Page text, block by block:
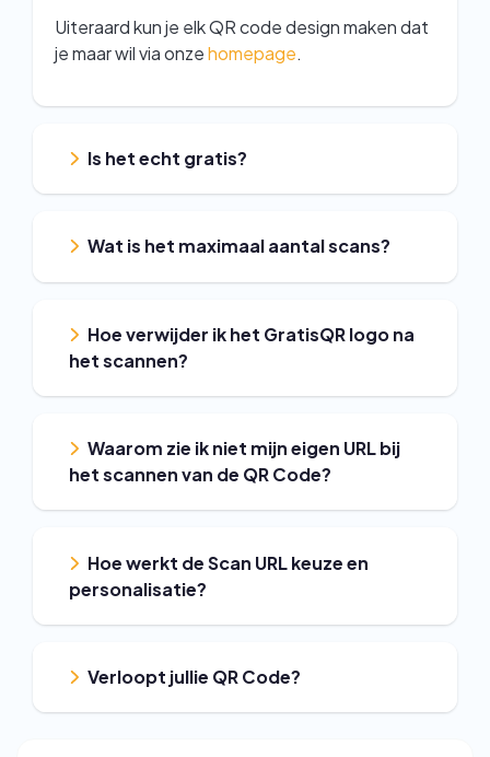
Uiteraard kun je elk QR code design maken dat
je maar wil via onzehomepage.
Is het echt gratis?
Wat is het maximaal aantal scans?
Hoe verwijder ik het GratisQR logo na
het scannen?
Waarom zie ik niet mijn eigen URL bij
het scannen van de QR Code?
Hoe werkt de Scan URL keuze en
personalisatie?
Verloopt jullie QR Code?